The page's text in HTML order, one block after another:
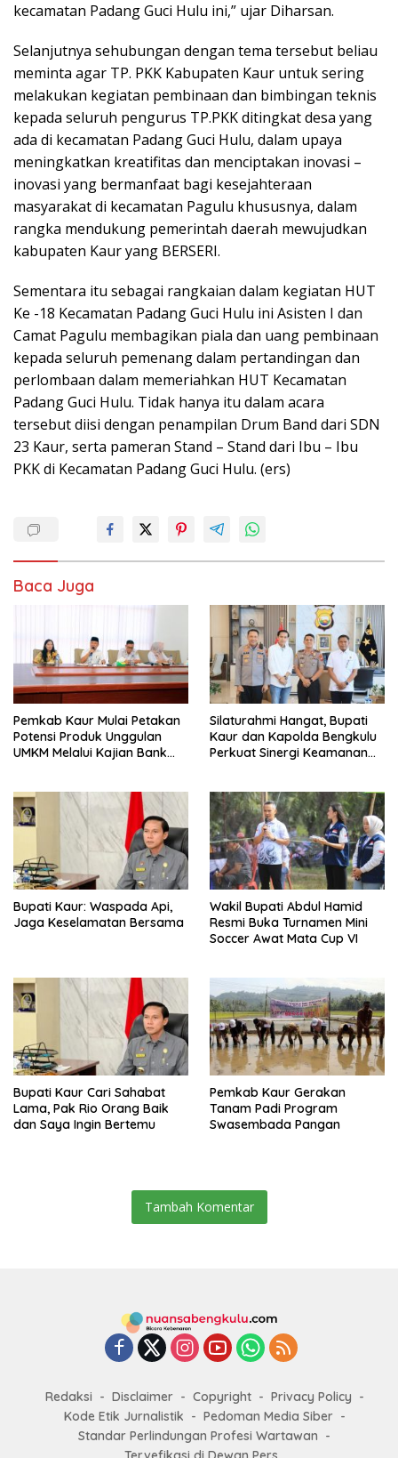
kecamatan Padang Guci Hulu ini,” ujar Diharsan.
Selanjutnya sehubungan dengan tema tersebut beliau
meminta agar TP. PKK Kabupaten Kaur untuk sering
melakukan kegiatan pembinaan dan bimbingan teknis
kepada seluruh pengurus TP.PKK ditingkat desa yang
ada di kecamatan Padang Guci Hulu, dalam upaya
meningkatkan kreatifitas dan menciptakan inovasi –
inovasi yang bermanfaat bagi kesejahteraan
masyarakat di kecamatan Pagulu khususnya, dalam
rangka mendukung pemerintah daerah mewujudkan
kabupaten Kaur yang BERSERI.
Sementara itu sebagai rangkaian dalam kegiatan HUT
Ke -18 Kecamatan Padang Guci Hulu ini Asisten I dan
Camat Pagulu membagikan piala dan uang pembinaan
kepada seluruh pemenang dalam pertandingan dan
perlombaan dalam memeriahkan HUT Kecamatan
Padang Guci Hulu. Tidak hanya itu dalam acara
tersebut diisi dengan penampilan Drum Band dari SDN
23 Kaur, serta pameran Stand – Stand dari Ibu – Ibu
PKK di Kecamatan Padang Guci Hulu. (ers)
Baca Juga
Pemkab Kaur Mulai Petakan
Potensi Produk Unggulan
UMKM Melalui Kajian Bank
Silaturahmi Hangat, Bupati
Kaur dan Kapolda Bengkulu
Perkuat Sinergi Keamanan
Bupati Kaur: Waspada Api,
Jaga Keselamatan Bersama
Wakil Bupati Abdul Hamid
Resmi Buka Turnamen Mini
Soccer Awat Mata Cup VI
Bupati Kaur Cari Sahabat
Lama, Pak Rio Orang Baik
dan Saya Ingin Bertemu
Pemkab Kaur Gerakan
Tanam Padi Program
Swasembada Pangan
Tambah Komentar
Redaksi Disclaimer Copyright
Privacy Policy
Kode Etik Jurnalistik
Pedoman Media Siber
Standar Perlindungan Profesi Wartawan